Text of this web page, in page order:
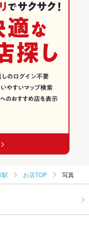
ぶ・すき焼き
キング
キング
駅 お店TOP 写真